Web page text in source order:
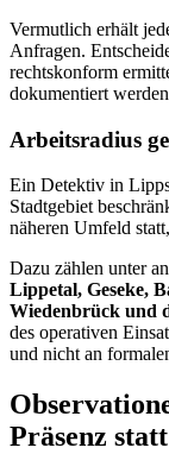
Vermutlich erhält
Anfragen.
rechtskonform
dokumentiert
Arbeitsradius
Ein Detektiv in
Stadtgebiet
näheren Umfeld
Dazu zählen unter
Lippetal, Geseke,
Wiedenbrück und
des operativen
und nicht an
Präsenz